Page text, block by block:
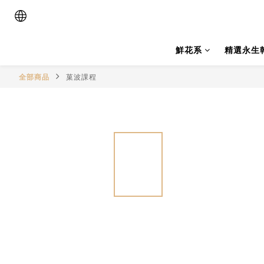
鮮花系 精選永生
全部商品 菓波課程